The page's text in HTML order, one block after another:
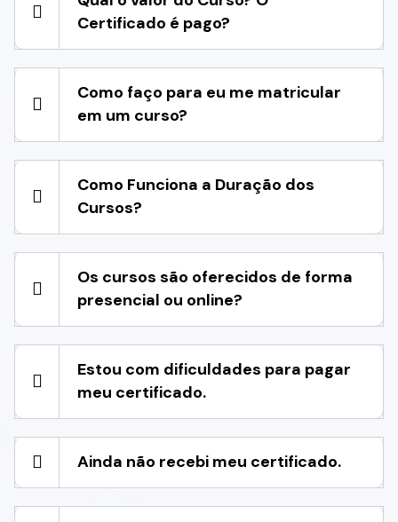
Certificado é pago?
Como faço para eu me matricular
em um curso?
Como Funciona a Duração dos
Cursos?
Os cursos são oferecidos de forma
presencial ou online?
Estou com dificuldades para pagar
meu certificado.
Ainda não recebi meu certificado.